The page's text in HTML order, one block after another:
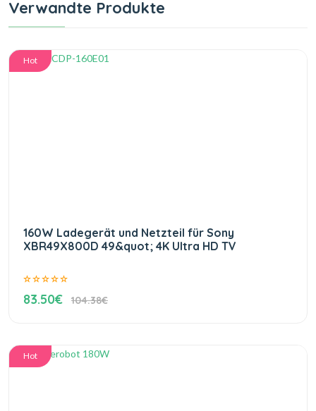
Verwandte Produkte
Hot
160W Ladegerät und Netzteil für Sony
XBR49X800D 49&quot; 4K Ultra HD TV
83.50€ 104.38€
Hot